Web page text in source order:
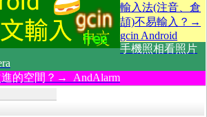
輸入法(注音、倉
頡)不易輸入？→
gcin Android
手機照相看照片
進的空間？→ AndAlarm